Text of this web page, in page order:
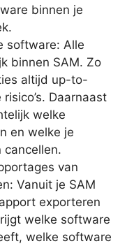
binnen je
software: Alle
binnen SAM. Zo
altijd up-to-
Daarnaast
welke
en welke je
cancellen.
van
Vanuit je SAM
exporteren
welke software
welke software